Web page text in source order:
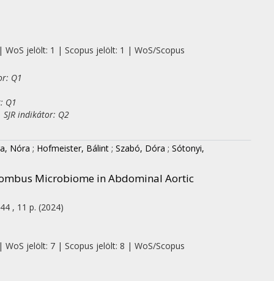
jelölt: 1 | Scopus jelölt: 1 | WoS/Scopus
Q1
Q1
indikátor: Q2
Nóra ; Hofmeister, Bálint ; Szabó, Dóra ; Sótonyi,
Microbiome in Abdominal Aortic
, 11 p. (2024)
jelölt: 7 | Scopus jelölt: 8 | WoS/Scopus